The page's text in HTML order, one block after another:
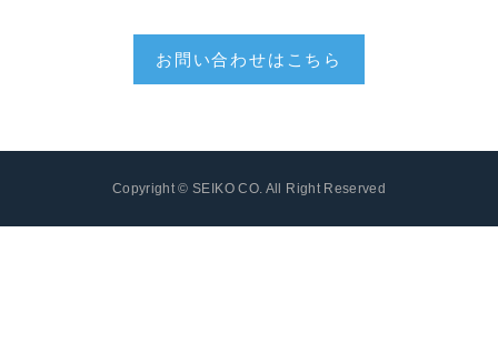
お問い合わせはこちら
Copyright © SEIKO CO. All Right Reserved